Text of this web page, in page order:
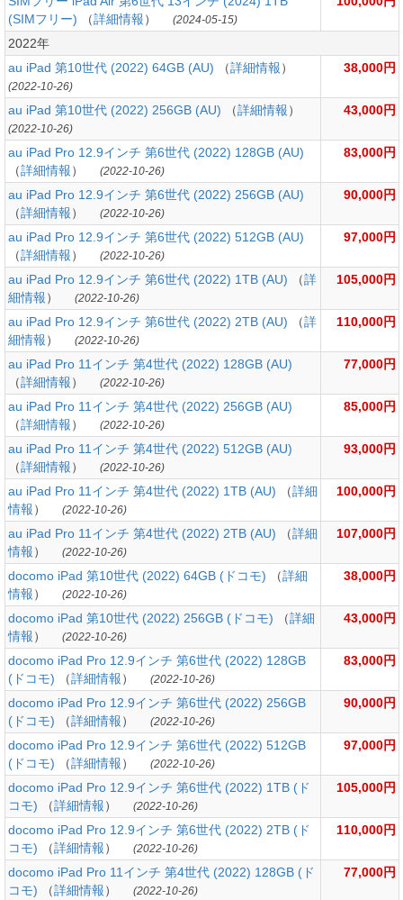
(SIMフリー)
（詳細情報） (2024-05-15)
2022年
au iPad 第10世代 (2022) 64GB (AU)
（詳細情報）
(2022-10-26)
38,000円
au iPad 第10世代 (2022) 256GB (AU) （詳細情報）
(2022-10-26)
43,000円
au iPad Pro 12.9インチ 第6世代 (2022) 128GB (AU)
（詳細情報） (2022-10-26)
83,000円
au iPad Pro 12.9インチ 第6世代 (2022) 256GB (AU)
（詳細情報） (2022-10-26)
90,000円
au iPad Pro 12.9インチ 第6世代 (2022) 512GB (AU)
（詳細情報） (2022-10-26)
97,000円
au iPad Pro 12.9インチ 第6世代 (2022) 1TB (AU) （詳
細情報） (2022-10-26)
105,000円
au iPad Pro 12.9インチ 第6世代 (2022) 2TB (AU) （詳
細情報） (2022-10-26)
110,000円
au iPad Pro 11インチ 第4世代 (2022) 128GB (AU)
（詳細情報） (2022-10-26)
77,000円
au iPad Pro 11インチ 第4世代 (2022) 256GB (AU)
（詳細情報） (2022-10-26)
85,000円
au iPad Pro 11インチ 第4世代 (2022) 512GB (AU)
（詳細情報） (2022-10-26)
93,000円
au iPad Pro 11インチ 第4世代 (2022) 1TB (AU) （詳細
情報） (2022-10-26)
100,000円
au iPad Pro 11インチ 第4世代 (2022) 2TB (AU) （詳細
情報） (2022-10-26)
107,000円
docomo iPad 第10世代 (2022) 64GB (ドコモ) （詳細
情報） (2022-10-26)
38,000円
docomo iPad 第10世代 (2022) 256GB (ドコモ) （詳細
情報） (2022-10-26)
43,000円
docomo iPad Pro 12.9インチ 第6世代 (2022) 128GB
(ドコモ)
（詳細情報） (2022-10-26)
83,000円
docomo iPad Pro 12.9インチ 第6世代 (2022) 256GB
(ドコモ)
（詳細情報） (2022-10-26)
90,000円
docomo iPad Pro 12.9インチ 第6世代 (2022) 512GB
(ドコモ)
（詳細情報） (2022-10-26)
97,000円
docomo iPad Pro 12.9インチ 第6世代 (2022) 1TB (ド
コモ)
（詳細情報） (2022-10-26)
105,000円
docomo iPad Pro 12.9インチ 第6世代 (2022) 2TB (ド
コモ)
（詳細情報） (2022-10-26)
110,000円
docomo iPad Pro 11インチ 第4世代 (2022) 128GB (ド
コモ)
（詳細情報） (2022-10-26)
77,000円